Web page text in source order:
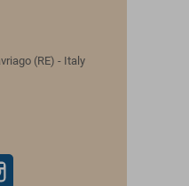
(RE) - Italy